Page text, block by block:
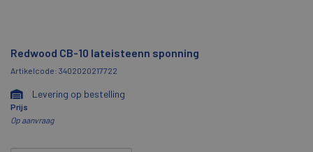
Redwood CB-10 lateisteenn sponning
Artikelcode: 3402020217722
Levering op bestelling
Prijs
Op aanvraag